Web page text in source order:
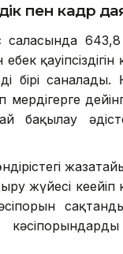
пен кадр
саласында 643,8
бірі
бақылау
жүйесі кеңейіп